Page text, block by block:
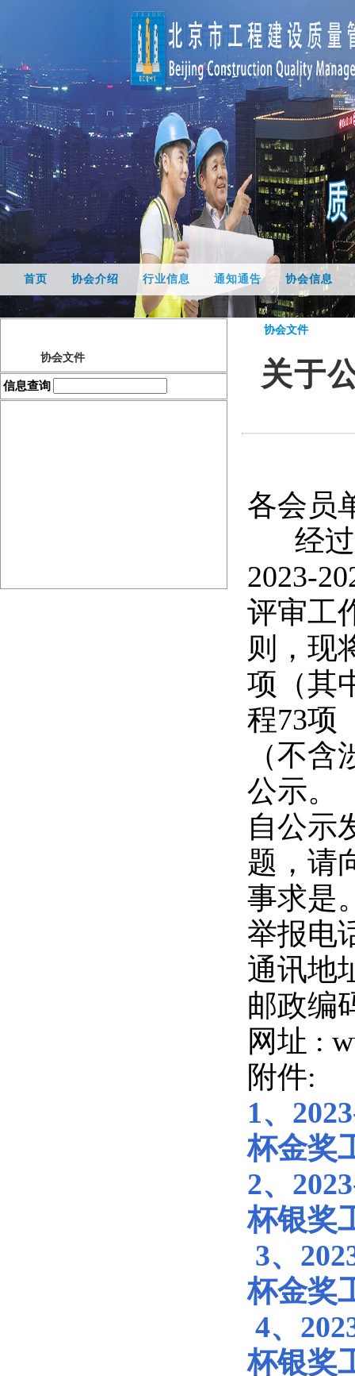
首页 协会介绍 行业信息 通知通告 协会信息
协会文件
信息查询
协会文件
关于
各会员
经过
2023-
评审工
则，现
项（其
程73项
（不
公示。
自公示
题，请
事求是
举报电
通讯地
邮政编
网址 :
附件:
1、
杯金奖
2、 20
杯银奖
3、 20
杯金奖
4、20
杯银奖